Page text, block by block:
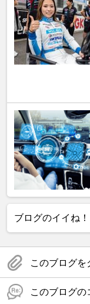
ブログのイイね
このブログを
このブログの